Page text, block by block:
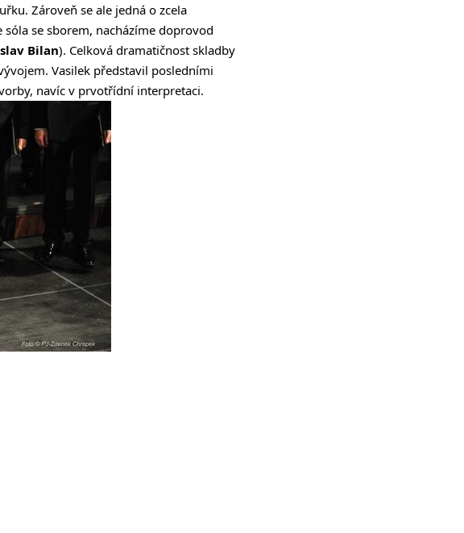
Zároveň se ale jedná o zcela
se sborem, nacházíme doprovod
Bilan). Celková dramatičnost skladby
Vasilek představil posledními
navíc v prvotřídní interpretaci.